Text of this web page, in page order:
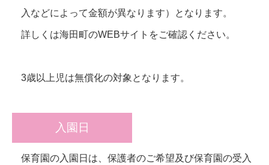
入などによって金額が異なります）となります。
詳しくは海田町のWEBサイトをご確認ください。
3歳以上児は無償化の対象となります。
入園日
保育園の入園日は、保護者のご希望及び保育園の受入